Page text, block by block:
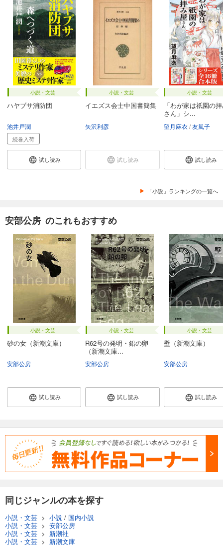
小説・文芸
ハヤブサ消防団
池井戸潤
続巻入荷
試し読み
小説・文芸
イエズス会士中国書簡集
矢沢利彦
試し読み
小説・文芸
「わが家は祇園の
さん」シ...
望月麻衣 友風子
試し読み
「小説」ランキングの一覧へ
安部公房 のこれもおすすめ
小説・文芸
砂の女（新潮文庫）
安部公房
試し読み
小説・文芸
R62号の発明・鉛の卵
（新潮文庫...
安部公房
試し読み
小説・文芸
壁（新潮文庫）
安部公房
試し読み
同じジャンルの本を探す
小説・文芸 > 小説 / 国内小説
小説・文芸 > 安部公房
小説・文芸 > 新潮社
小説・文芸 > 新潮文庫